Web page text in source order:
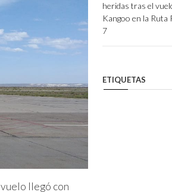
llegó con
heridas tras el
Kangoo en la Ruta
7
ETIQUETAS